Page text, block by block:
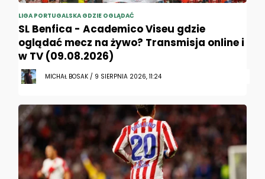
LIGA PORTUGALSKA GDZIE OGLĄDAĆ
SL Benfica - Academico Viseu gdzie
oglądać mecz na żywo? Transmisja online i
w TV (09.08.2026)
MICHAŁ BOSAK / 9 SIERPNIA 2026, 11:24